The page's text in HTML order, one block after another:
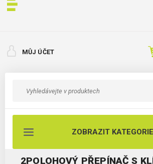
MŮJ ÚČET
ZOBRAZIT KATEGORIE
2POLOHOVÝ PŘEPÍNAČ S